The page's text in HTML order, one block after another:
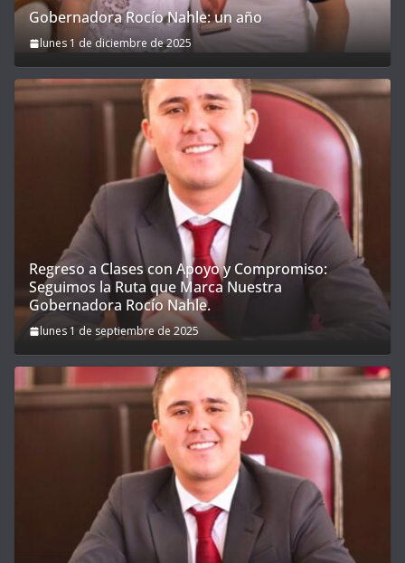
Gobernadora Rocío Nahle: un año
lunes 1 de diciembre de 2025
Regreso a Clases con Apoyo y Compromiso:
Seguimos la Ruta que Marca Nuestra
Gobernadora Rocío Nahle.
lunes 1 de septiembre de 2025